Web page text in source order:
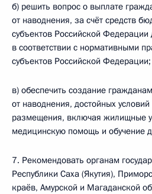
б) решить вопрос о выплате
от наводнения, за счёт средств
субъектов Российской
в соответствии с нормативными
субъектов Российской Федерации;
в) обеспечить создание
от наводнения, достойных
размещения, включая жилищные
медицинскую помощь и обучение
7. Рекомендовать органам
Республики Саха (Якутия),
краёв, Амурской и Магаданской